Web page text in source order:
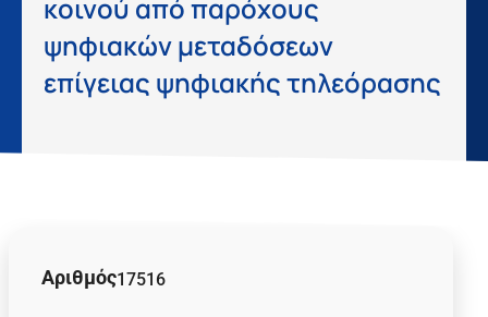
κοινού από παρόχους
ψηφιακών μεταδόσεων
επίγειας ψηφιακής τηλεόρασης
Αριθμός17516